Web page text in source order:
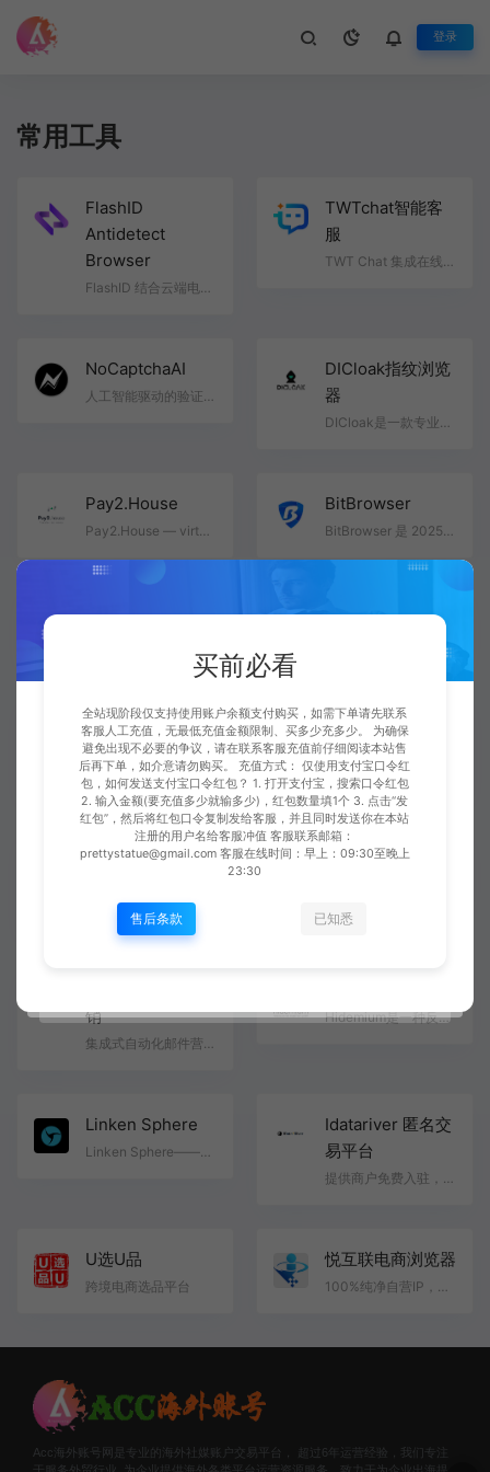
登录
常用工具
FlashID
Antidetect
Browser
FlashID 结合云端电话环境与先进的反检测浏览器技术，为全球跨境团队提供一体化平台。我们将反检测技术、…
TWTchat智能客
服
TWT Chat 集成在线客服、工单、群聊、远程协助、音视频与 AI 能力，构建面向全球化团队的全场景智能服务与…
NoCaptchaAI
人工智能驱动的验证码解决服务 利用 NoCaptchaAi API 可轻松解除网络限制、优化机器人流程自动化（RPA）工…
DICloak指纹浏览
器
DICloak是一款专业的指纹浏览器，不仅专注于安全的多账号管理与防关联，更集成RPA（机器人流程自动化）、M…
Pay2.House
Pay2.House — virtual cards for stable and reliable work with advertising platforms, including Faceb…
BitBrowser
BitBrowser 是 2025 年领先的反检测浏览器，专为安全的多账号管理而设计。它能创建具有独特指纹和代理支持…
MostLogin浏览器 DuoPlus云手机
AdsPower指纹浏
览器
AdsPower-出海多账号安全管理专家
星鹿跨境电商加速
盒
Vmcardio虚拟卡
云登指纹浏览器
销
集成式自动化邮件营销管理平台
Hidemium是一种反检测解决方案, 可确保为管理众多社媒帐户提供高度安全的运行环境. 它能有效地保护您的设…
Linken Sphere
Linken Sphere——所有现代反检测浏览器的鼻祖——带着全新一代的传奇产品重返市场, 带来了许多实用的创新. 新…
Idatariver 匿名交
易平台
提供商户免费入驻，卡密下发 api服务的一站式匿名交易平台
U选U品
跨境电商选品平台
悦互联电商浏览器
100%纯净自营IP，支持自有设备导入的防关联浏览器。
Acc海外账号网是专业的海外社媒账户交易平台， 超过6年运营经验，我们专注
买前必看
全站现阶段仅支持使用账户余额支付购买，如需下单请先联系
客服人工充值，无最低充值金额限制、买多少充多少。 为确保
避免出现不必要的争议，请在联系客服充值前仔细阅读本站售
后再下单，如介意请勿购买。 充值方式： 仅使用支付宝口令红
包，如何发送支付宝口令红包？ 1. 打开支付宝，搜索口令红包
2. 输入金额(要充值多少就输多少)，红包数量填1个 3. 点击“发
红包”，然后将红包口令复制发给客服，并且同时发送你在本站
注册的用户名给客服冲值 客服联系邮箱：
prettystatue@gmail.com 客服在线时间：早上：09:30至晚上
23:30
售后条款 已知悉